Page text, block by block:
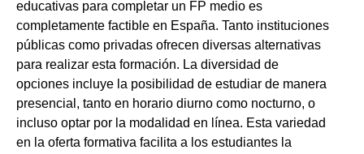
educativas para completar un FP medio es
completamente factible en España. Tanto instituciones
públicas como privadas ofrecen diversas alternativas
para realizar esta formación. La diversidad de
opciones incluye la posibilidad de estudiar de manera
presencial, tanto en horario diurno como nocturno, o
incluso optar por la modalidad en línea. Esta variedad
en la oferta formativa facilita a los estudiantes la